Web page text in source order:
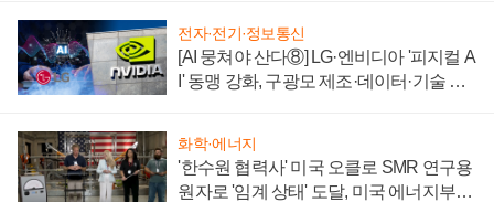
전자·전기·정보통신
[AI 뭉쳐야 산다⑧] LG·엔비디아 '피지컬 A
I' 동맹 강화, 구광모 제조·데이터·기술 결
화학·에너지
'한수원 협력사' 미국 오클로 SMR 연구용
원자로 '임계 상태' 도달, 미국 에너지부